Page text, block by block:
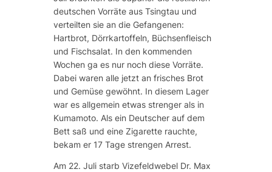
deutschen Vorräte aus Tsingtau und
verteilten sie an die Gefangenen:
Hartbrot, Dörrkartoffeln, Büchsenfleisch
und Fischsalat. In den kommenden
Wochen ga es nur noch diese Vorräte.
Dabei waren alle jetzt an frisches Brot
und Gemüse gewöhnt. In diesem Lager
war es allgemein etwas strenger als in
Kumamoto. Als ein Deutscher auf dem
Bett saß und eine Zigarette rauchte,
bekam er 17 Tage strengen Arrest.
Am 22. Juli starb Vizefeldwebel Dr. Max